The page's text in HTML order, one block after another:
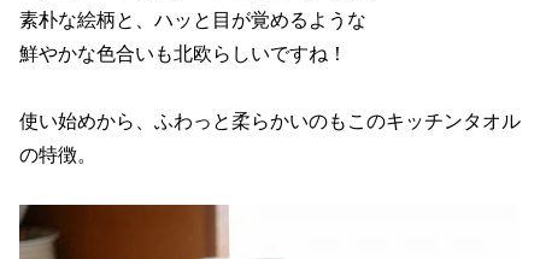
素朴な絵柄と、ハッと目が覚めるような
鮮やかな色合いも北欧らしいですね！
使い始めから、ふわっと柔らかいのもこのキッチンタオル
の特徴。